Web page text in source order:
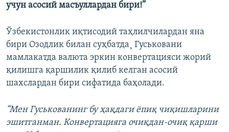
учун асосий масъуллардан бири!”
Ўзбекистонлик иқтисодий таҳлилчилардан яна
бири Озодлик билан суҳбатда¸ Гуськовани
мамлакатда валюта эркин конвертацияси жорий
қилишга қаршилик қилиб келган асосий
шахслардан бири сифатида баҳолади.
“Мен Гуськованинг бу ҳақдаги ëпиқ чиқишларини
эшитганман. Конвертацияга очиқдан-очиқ қарши